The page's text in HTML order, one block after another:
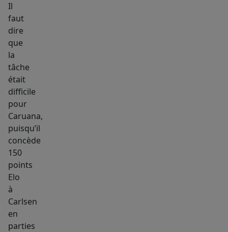
Il
faut
dire
que
la
tâche
était
difficile
pour
Caruana,
puisqu’il
concède
150
points
Elo
à
Carlsen
en
parties